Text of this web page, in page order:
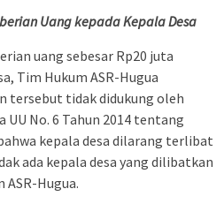
Uang kepada Kepala Desa
uang sebesar Rp20 juta
Tim Hukum ASR-Hugua
tersebut tidak didukung oleh
UU No. 6 Tahun 2014 tentang
kepala desa dilarang terlibat
ada kepala desa yang dilibatkan
Hugua.